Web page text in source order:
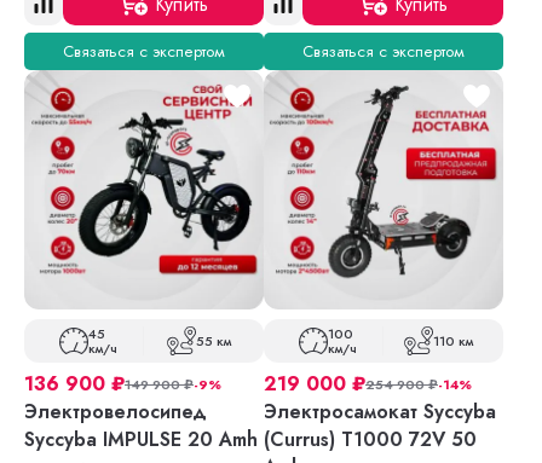
Связаться с экспертом Связаться с экспертом
45
км/ч 55 км
136 900 ₽149 900₽-9%
Электровелосипед
Syccyba IMPULSE 20 Amh
100
км/ч 110 км
219 000 ₽254 900₽-14%
Электросамокат Syccyba
(Currus) T1000 72V 50